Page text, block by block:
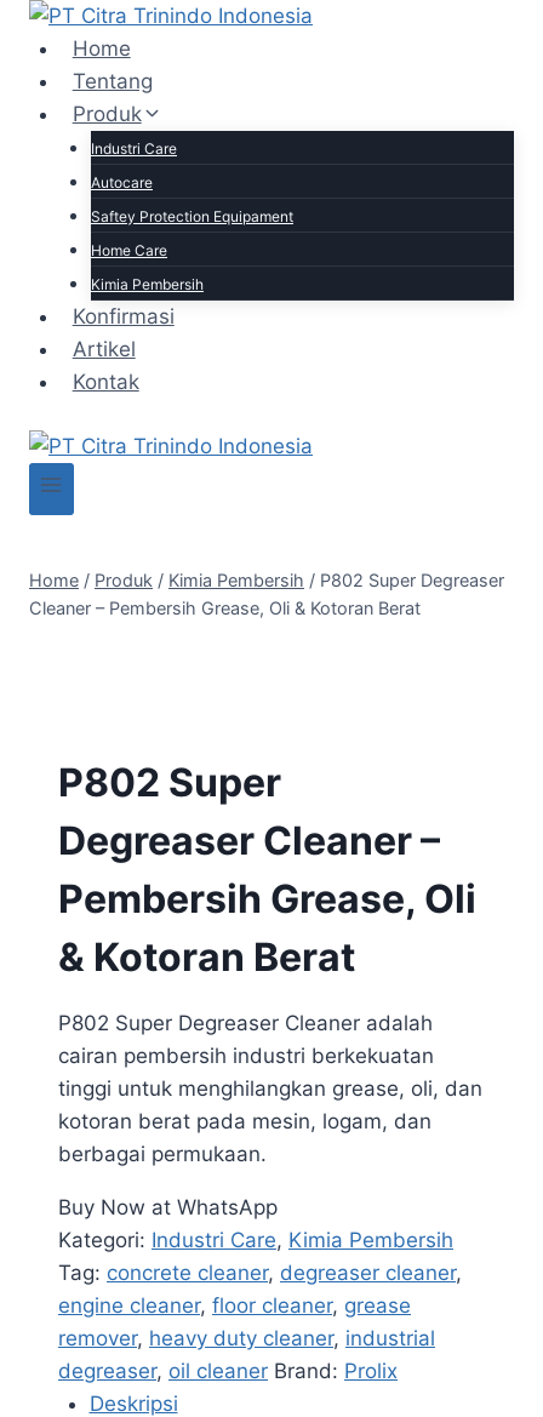
Home
Tentang
Produk
Industri Care
Autocare
Saftey Protection Equipament
Home Care
Kimia Pembersih
Konfirmasi
Artikel
Kontak
Home / Produk / Kimia Pembersih / P802 Super Degreaser
Cleaner – Pembersih Grease, Oli & Kotoran Berat
P802 Super
Degreaser Cleaner –
Pembersih Grease, Oli
& Kotoran Berat
P802 Super Degreaser Cleaner adalah
cairan pembersih industri berkekuatan
tinggi untuk menghilangkan grease, oli, dan
kotoran berat pada mesin, logam, dan
berbagai permukaan.
Buy Now at WhatsApp
Kategori: Industri Care, Kimia Pembersih
Tag: concrete cleaner, degreaser cleaner,
engine cleaner, floor cleaner, grease
remover, heavy duty cleaner, industrial
degreaser, oil cleaner Brand: Prolix
Deskripsi